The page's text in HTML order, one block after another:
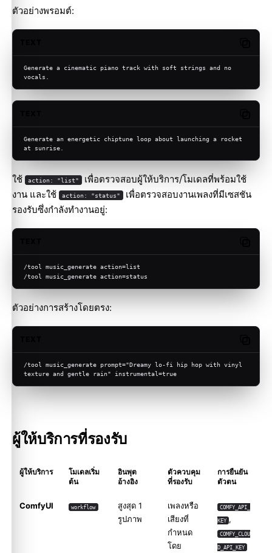
ตัวอย่างพรอมต์:
Generate a cinematic piano track with soft strings and no
vocals.
Generate an energetic chiptune loop about launching a rocket
at sunrise.
ใช้ action: "list" เพื่อตรวจสอบผู้ให้บริการ/โมเดลที่พร้อมใช้
งาน และใช้
action: "status" เพื่อตรวจสอบงานเพลงที่มีเซสชัน
รองรับซึ่งกำลังทำงานอยู่:
/tool music_generate action=list
/tool music_generate action=status
ตัวอย่างการสร้างโดยตรง:
/tool music_generate prompt="Dreamy lo-fi hip hop with vinyl
texture and gentle rain" instrumental=true
ผู้ให้บริการที่รองรับ
ผู้ให้บริการ
โมเดลเริ่ม
ต้น
อินพุต
อ้างอิง
ตัวควบคุม
ที่รองรับ
การยืนยัน
ตัวตน
ComfyUI workflow
สูงสุด 1
รูปภาพ
เพลงหรือ
เสียงที่
กำหนด
โดย
COMFY_API_
KEY ,
COMFY_CLOU
D_API_KEY